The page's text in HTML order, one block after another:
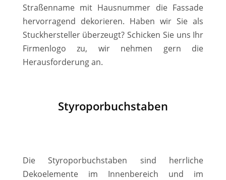
Straßenname mit Hausnummer die Fassade
hervorragend dekorieren. Haben wir Sie als
Stuckhersteller überzeugt? Schicken Sie uns Ihr
Firmenlogo zu, wir nehmen gern die
Herausforderung an.
Styroporbuchstaben
Die Styroporbuchstaben sind herrliche
Dekoelemente im Innenbereich und im